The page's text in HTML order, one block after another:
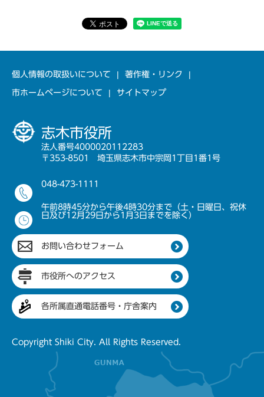
個人情報の取扱いについて 著作権・リンク
市ホームページについて サイトマップ
志木市役所
法人番号4000020112283
〒353-8501 埼玉県志木市中宗岡1丁目1番1号
048-473-1111
午前8時45分から午後4時30分まで（土・日曜日、祝休
日及び12月29日から1月3日までを除く）
お問い合わせフォーム
市役所へのアクセス
各所属直通電話番号・庁舎案内
Copyright Shiki City. All Rights Reserved.